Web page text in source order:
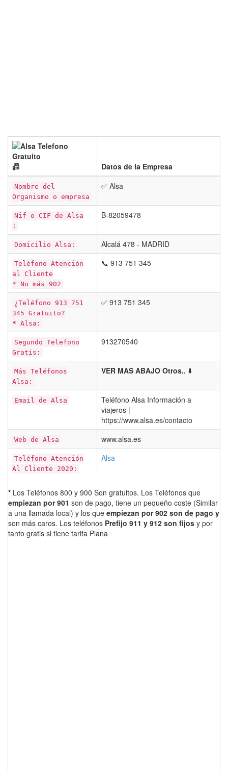
📠 Datos de la Empresa
Nombre del
Organismo o empresa
✅ Alsa
Nif o CIF de Alsa
:
B-82059478
Domicilio Alsa: Alcalá 478 - MADRID
Teléfono Atención
al Cliente
* No más 902
📞 913 751 345
¿Teléfono 913 751
345 Gratuito?
* Alsa:
✅ 913 751 345
Segundo Telefono
Gratis:
913270540
Más Teléfonos
Alsa:
VER MAS ABAJO Otros.. ⬇️
Email de Alsa
Teléfono Alsa Información a
viajeros |
https://www.alsa.es/contacto
Web de Alsa www.alsa.es
Teléfono Atención
Al Cliente 2020:
Alsa
* Los Teléfonos 800 y 900 Son gratuitos. Los Teléfonos que
empiezan por 901 son de pago, tiene un pequeño coste (Similar
a una llamada local) y los que empiezan por 902 son de pago y
son más caros. Los teléfonos Prefijo 911 y 912 son fijos y por
tanto gratis si tiene tarifa Plana